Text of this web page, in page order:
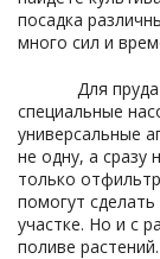
посадка
много сил и
Для
специальные
универсальные
не одну, а сразу
только
помогут
участке. Но и с
поливе растений.